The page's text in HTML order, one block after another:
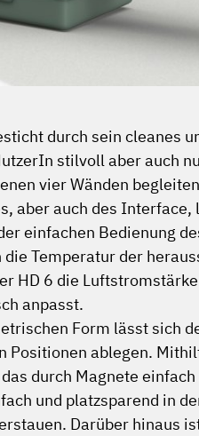
durch sein cleanes
stilvoll aber auch
vier Wänden
aber auch des Interface,
einfachen Bedienung
Temperatur der
HD 6 die
anpasst.
Form lässt sich
Positionen ablegen.
durch Magnete
und platzsparend in
Darüber hinaus